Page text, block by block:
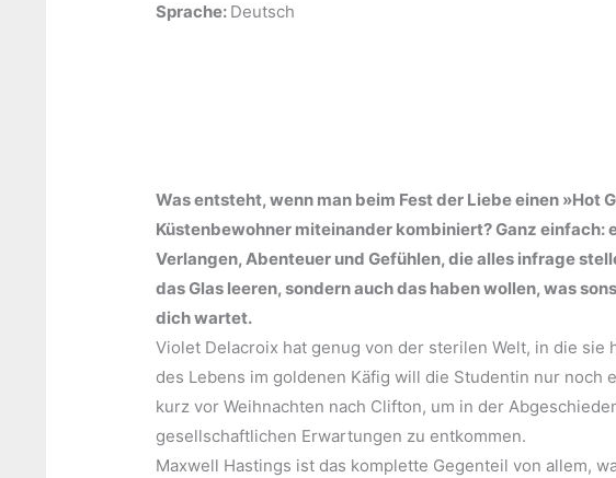
Sprache: ‎ Deutsch
Was entsteht, wenn man beim Fest der Liebe einen »Hot
Küstenbewohner miteinander kombiniert? Ganz einfach:
Verlangen, Abenteuer und Gefühlen, die alles infrage
das Glas leeren, sondern auch das haben wollen, was
dich wartet.
Violet Delacroix hat genug von der sterilen Welt, in die sie
des Lebens im goldenen Käfig will die Studentin nur noch
kurz vor Weihnachten nach Clifton, um in der
gesellschaftlichen Erwartungen zu entkommen.
Maxwell Hastings ist das komplette Gegenteil von allem,